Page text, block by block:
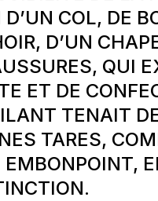
D’UN COL, DE
D’UN
QUI
ET DE
TENAIT
TARES,